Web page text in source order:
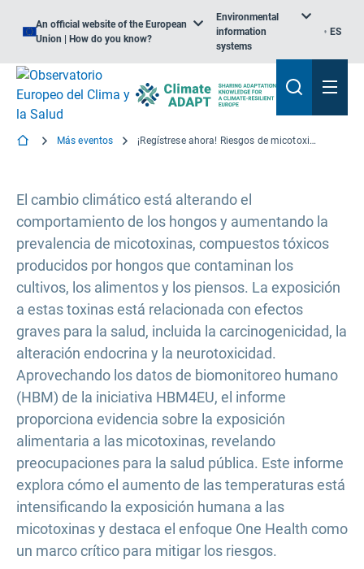
An official website of the European
Union | How do you know?
Environmental
information
systems
ES
Más eventos ¡Regístrese ahora! Riesgos de micotoxinas en Europa y los posibles impactos del cambio climático (Webinar)
El cambio climático está alterando el
comportamiento de los hongos y aumentando la
prevalencia de micotoxinas, compuestos tóxicos
producidos por hongos que contaminan los
cultivos, los alimentos y los piensos. La exposición
a estas toxinas está relacionada con efectos
graves para la salud, incluida la carcinogenicidad, la
alteración endocrina y la neurotoxicidad.
Aprovechando los datos de biomonitoreo humano
(HBM) de la iniciativa HBM4EU, el informe
proporciona evidencia sobre la exposición
alimentaria a las micotoxinas, revelando
preocupaciones para la salud pública. Este informe
explora cómo el aumento de las temperaturas está
intensificando la exposición humana a las
micotoxinas y destaca el enfoque One Health como
un marco crítico para mitigar los riesgos.